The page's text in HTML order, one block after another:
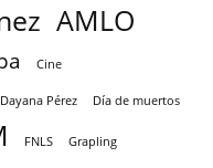
AMLO
Cine
Dayana Pérez Día de muertos
FNLS Grapling